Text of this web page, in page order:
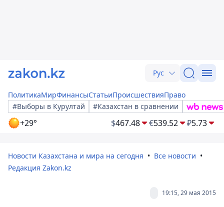
Рус
ПолитикаМирФинансыСтатьиПроисшествияПраво
#Выборы в Курултай
#Казахстан в сравнении
+29° $467.48 €539.52 ₽5.73
Новости Казахстана и мира на сегодня
Все новости
Редакция Zakon.kz
19:15, 29 мая 2015